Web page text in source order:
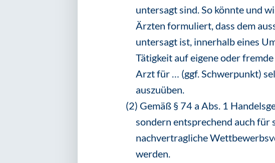
untersagt sind. So könnte und
Ärzten formuliert, dass dem
untersagt ist, innerhalb eines
Tätigkeit auf eigene oder
Arzt für … (ggf. Schwerpunkt)
auszuüben.
(2) Gemäß § 74 a Abs. 1
sondern entsprechend auch für
nachvertragliche
werden.